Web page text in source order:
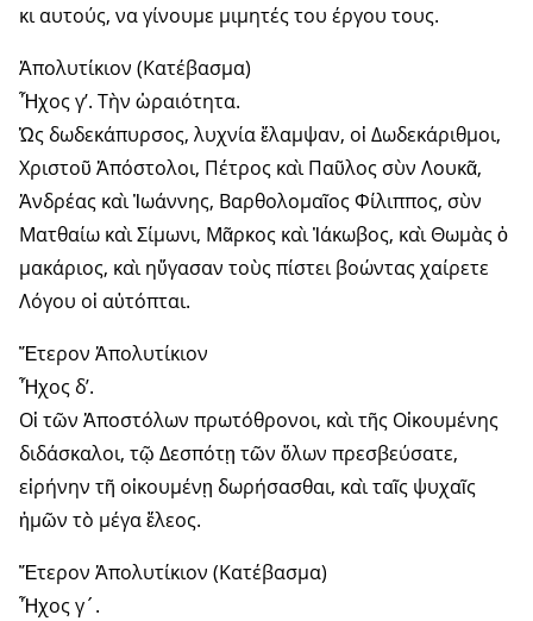
κι αυτούς, να γίνουμε μιμητές του έργου τους.
Ἀπολυτίκιον (Κατέβασμα)
Ἦχος γ’. Τὴν ὡραιότητα.
Ὡς δωδεκάπυρσος, λυχνία ἔλαμψαν, οἱ Δωδεκάριθμοι,
Χριστοῦ Ἀπόστολοι, Πέτρος καὶ Παῦλος σὺν Λουκᾶ,
Ἀνδρέας καὶ Ἰωάννης, Βαρθολομαῖος Φίλιππος, σὺν
Ματθαίω καὶ Σίμωνι, Μᾶρκος καὶ Ἰάκωβος, καὶ Θωμὰς ὁ
μακάριος, καὶ ηὔγασαν τοὺς πίστει βοώντας χαίρετε
Λόγου οἱ αὐτόπται.
Ἕτερον Ἀπολυτίκιον
Ἦχος δ’.
Οἱ τῶν Ἀποστόλων πρωτόθρονοι, καὶ τῆς Οἰκουμένης
διδάσκαλοι, τῷ Δεσπότῃ τῶν ὅλων πρεσβεύσατε,
εἰρήνην τῆ οἰκουμένῃ δωρήσασθαι, καὶ ταῖς ψυχαῖς
ἡμῶν τὸ μέγα ἔλεος.
Ἕτερον Ἀπολυτίκιον (Κατέβασμα)
Ἦχος γ´.